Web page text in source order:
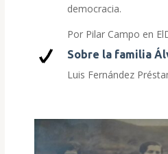
democracia.
Por Pilar Campo en
Sobre la familia
Luis Fernández